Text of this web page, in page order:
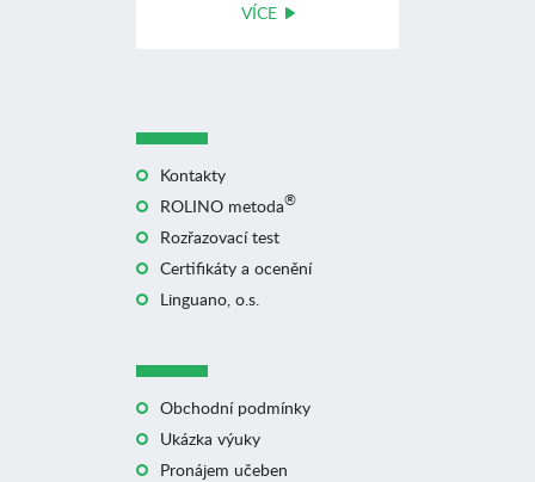
VÍCE
Kontakty
ROLINO metoda®
Rozřazovací test
Certifikáty a ocenění
Linguano, o.s.
Obchodní podmínky
Ukázka výuky
Pronájem učeben